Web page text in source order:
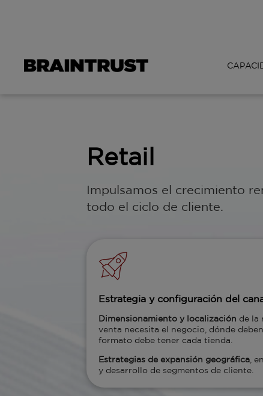
Retail
Impulsamos el crecimiento
todo el ciclo de cliente.
Estrategia y configuración del
Dimensionamiento y localización de la
venta necesita el negocio, dónde
formato debe tener cada tienda.
Estrategias de expansión geográfica,
y desarrollo de segmentos de cliente.